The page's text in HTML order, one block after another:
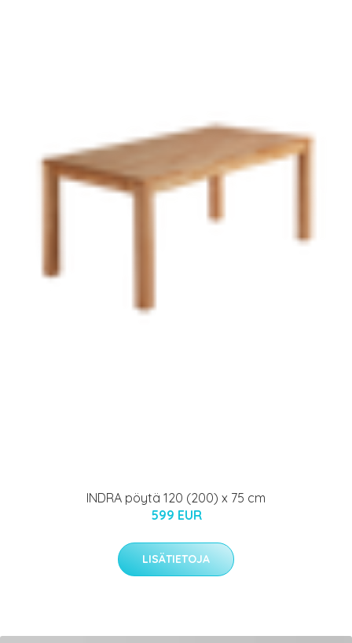
INDRA pöytä 120 (200) x 75 cm
599 EUR
LISÄTIETOJA